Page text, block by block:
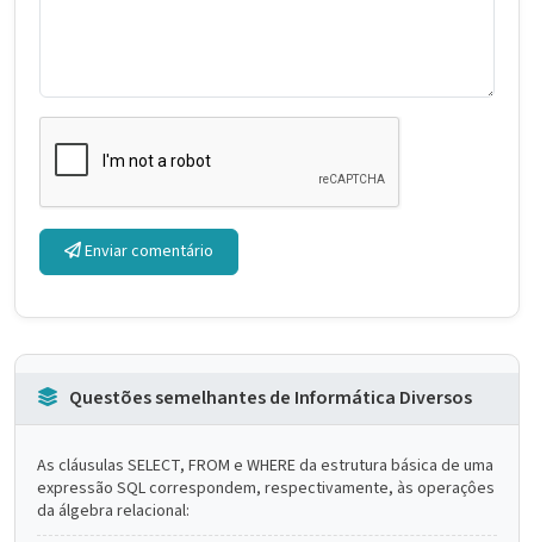
Enviar comentário
Questões semelhantes de Informática Diversos
As cláusulas SELECT, FROM e WHERE da estrutura básica de uma
expressão SQL correspondem, respectivamente, às operaçôes
da álgebra relacional: